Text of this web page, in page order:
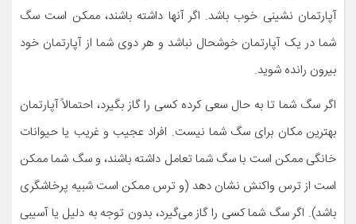
آپارتمان نشینی خوب باشد. اگر آنها داشته باشند، ممکن است سگ
شما در یک آپارتمان خوشحال نباشد و هر دوی شما از آپارتمان خود
بیرون رانده شوید.
اگر سگ شما تا به حال سعی کرده کسی را گاز بگیرد، احتمالاً آپارتمان
بهترین مکان برای سگ شما نیست. افراد عجیب و غریب یا حیوانات
خانگی ممکن است با سگ شما تعامل داشته باشند، و سگ شما ممکن
است از ترس واکنش نشان دهد (و ترس ممکن است شبیه پرخاشگری
باشد). اگر سگ شما کسی را گاز می‌گیرد، بدون توجه به دلیل یا آسیبی